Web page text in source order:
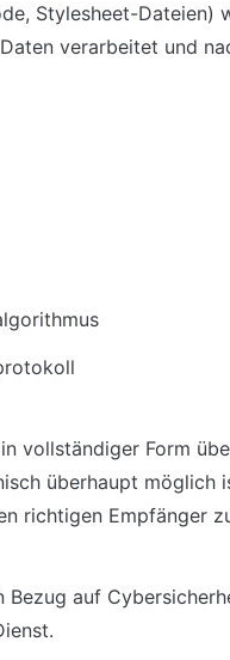
Stylesheet-Dateien)
verarbeitet und
vollständiger Form
überhaupt möglich
richtigen Empfänger
Bezug auf